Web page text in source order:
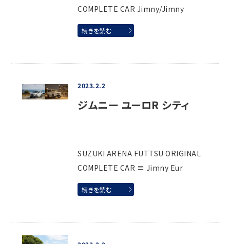
COMPLETE CAR Jimny/Jimny
続きを読む
2023.2.2
ジムニー ユーロR シティ
SUZUKI ARENA FUTTSU ORIGINAL
COMPLETE CAR ≡ Jimny Eur
続きを読む